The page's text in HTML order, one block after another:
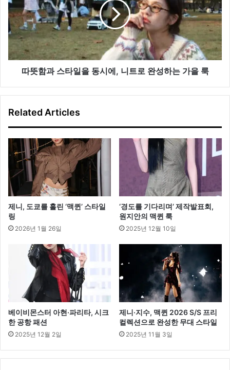
과
스
타
일
동
로
하
는
가
을
룩
따뜻함과 스타일을 동시에, 니트로 완성하는 가을 룩
Related Articles
제니, 도쿄를 홀린 ‘맥퀸’ 스타일
링
2026년 1월 26일
‘경도를 기다리며’ 제작발표회,
원지안의 맥퀸 룩
2025년 12월 10일
베이비몬스터 아현·파리타, 시크
한 공항 패션
2025년 12월 2일
제니·지수, 맥퀸 2026 S/S 프리
컬렉션으로 완성한 무대 스타일
2025년 11월 3일